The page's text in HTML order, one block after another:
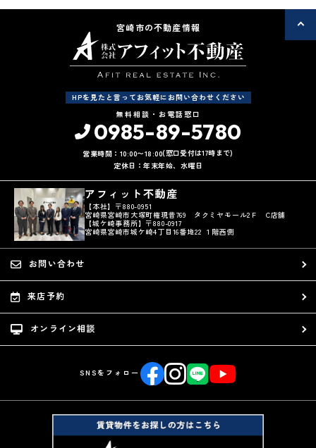
宮崎市の不動産情報
HPを見たと言ってお気軽にお問い合わせください
無料相談・お電話窓口
0985-89-5780
営業時間：10:00〜18:00(窓口受付は17時まで)
定休日：年末年始、水曜日
アフィット不動産
【本社】〒880-0951
宮崎県宮崎市大塚町権現昔769 タクミヤモール2Ｆ C店舗
【城ケ崎事務所】〒880-0917
宮崎県宮崎市城ケ崎4丁目16番地22 １階西側
お問い合わせ
来店予約
オンライン相談
SNSをフォロー